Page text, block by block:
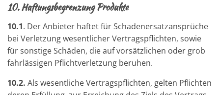
10. Haftungsbegrenzung Produkte
10.1. Der Anbieter haftet für Schadenersatzansprüche
bei Verletzung wesentlicher Vertragspflichten, sowie
für sonstige Schäden, die auf vorsätzlichen oder grob
fahrlässigen Pflichtverletzung beruhen.
10.2. Als wesentliche Vertragspflichten, gelten Pflichten